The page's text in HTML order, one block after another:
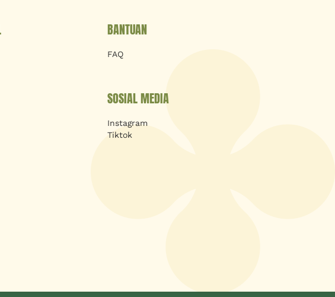
BANTUAN
FAQ
SOSIAL MEDIA
Instagram
Tiktok